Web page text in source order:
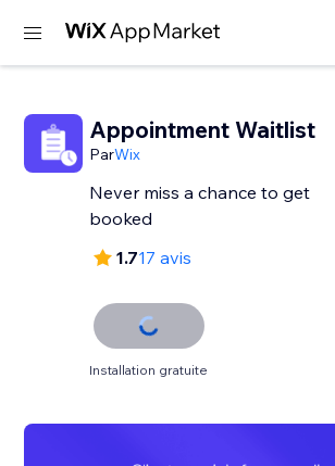
Appointment Waitlist
ParWix
Never miss a chance to get
booked
1.717 avis
Installation gratuite